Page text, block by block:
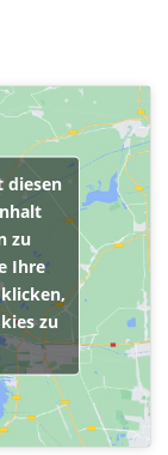
diesen
zu
Ihre
zu